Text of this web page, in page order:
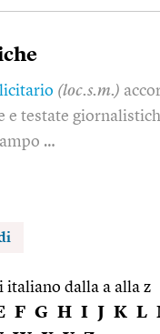
(loc.s.m.)
e testate
…
italiano dalla a alla z
F G H I J K L